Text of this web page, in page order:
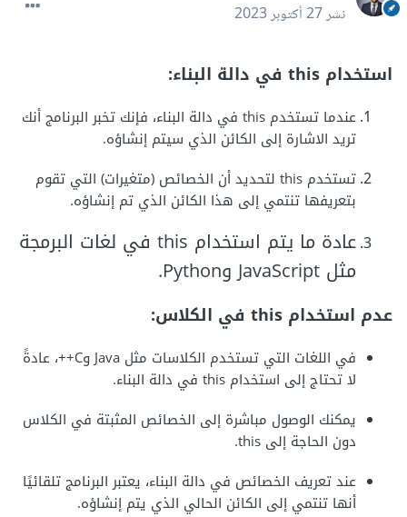
نشر27 أكتوبر 2023
استخدام this في دالة البناء:
عندما تستخدم this في دالة البناء، فإنك تخبر البرنامج أنك
تريد الاشارة إلى الكائن الذي سيتم إنشاؤه.
تستخدم this لتحديد أن الخصائص (متغيرات) التي تقوم
بتعريفها تنتمي إلى هذا الكائن الذي تم إنشاؤه.
عادة ما يتم استخدام this في لغات البرمجة
مثل JavaScript وPython.
عدم استخدام this في الكلاس:
في اللغات التي تستخدم الكلاسات مثل Java وC++، عادةً
لا تحتاج إلى استخدام this في دالة البناء.
يمكنك الوصول مباشرة إلى الخصائص المثبتة في الكلاس
دون الحاجة إلى this.
عند تعريف الخصائص في دالة البناء، يعتبر البرنامج تلقائيًا
أنها تنتمي إلى الكائن الحالي الذي يتم إنشاؤه.